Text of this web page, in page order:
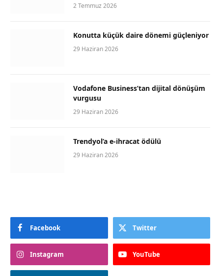
2 Temmuz 2026
Konutta küçük daire dönemi güçleniyor
29 Haziran 2026
Vodafone Business’tan dijital dönüşüm
vurgusu
29 Haziran 2026
Trendyol’a e-ihracat ödülü
29 Haziran 2026
Facebook Twitter
Instagram YouTube